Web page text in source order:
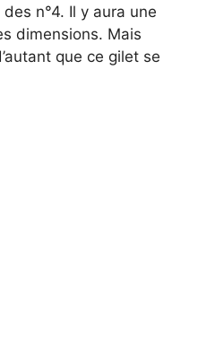
n°4. Il y aura une
dimensions. Mais
que ce gilet se